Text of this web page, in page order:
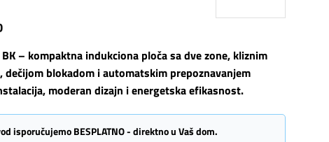
BK – kompaktna indukciona ploča sa dve zone, kliznim
dečijom blokadom i automatskim prepoznavanjem
moderan dizajn i energetska efikasnost.
isporučujemo BESPLATNO - direktno u Vaš dom.